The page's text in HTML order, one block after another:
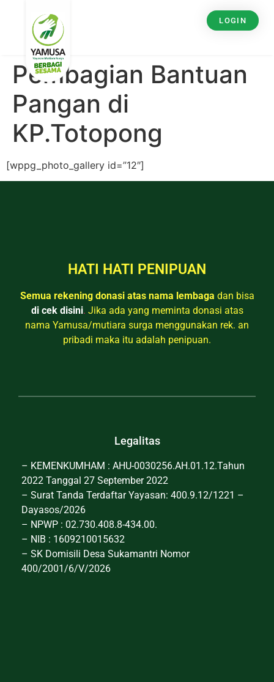
LOGIN
Pembagian Bantuan
Pangan di
KP.Totopong
[wppg_photo_gallery id=”12″]
HATI HATI PENIPUAN
Semua rekening donasi atas nama lembaga dan bisa
di cek disini. Jika ada yang meminta donasi atas
nama Yamusa/mutiara surga menggunakan rek. an
pribadi maka itu adalah penipuan.
Legalitas
– KEMENKUMHAM : AHU-0030256.AH.01.12.Tahun
2022 Tanggal 27 September 2022
– Surat Tanda Terdaftar Yayasan: 400.9.12/1221 –
Dayasos/2026
– NPWP : 02.730.408.8-434.00.
– NIB : 1609210015632
– SK Domisili Desa Sukamantri Nomor
400/2001/6/V/2026